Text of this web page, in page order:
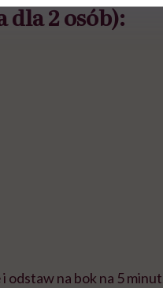
dla 2 osób):
odstaw na bok na 5